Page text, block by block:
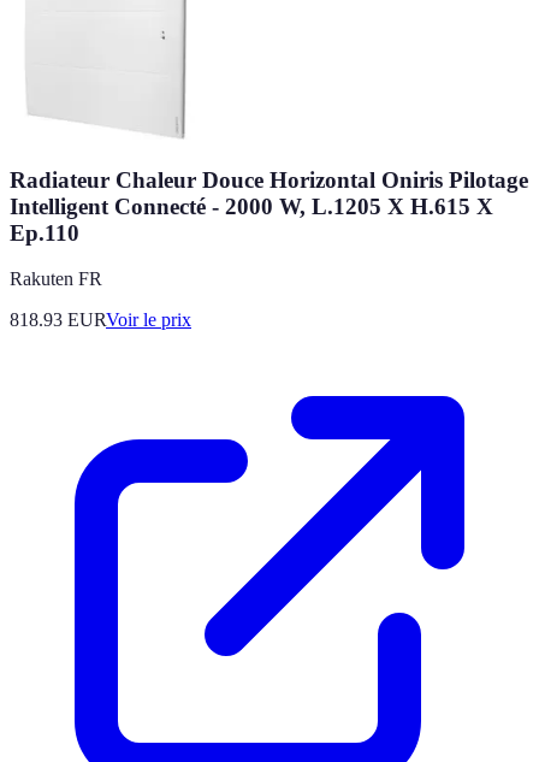
Radiateur Chaleur Douce Horizontal Oniris Pilotage
Intelligent Connecté - 2000 W, L.1205 X H.615 X
Ep.110
Rakuten FR
818.93 EURVoir le prix